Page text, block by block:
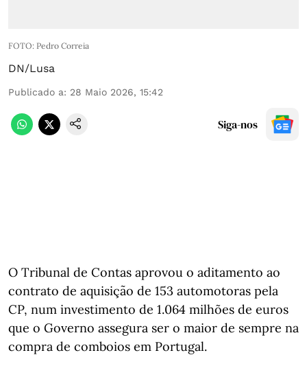
FOTO: Pedro Correia
DN/Lusa
Publicado a: 28 Maio 2026, 15:42
Siga-nos
O Tribunal de Contas aprovou o aditamento ao
contrato de aquisição de 153 automotoras pela
CP, num investimento de 1.064 milhões de euros
que o Governo assegura ser o maior de sempre na
compra de comboios em Portugal.